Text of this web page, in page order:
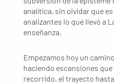
analítica, sin olvidar que
analizantes lo que llevó a
enseñanza.
Empezamos hoy un
haciendo escansiones
recorrido, el trayecto